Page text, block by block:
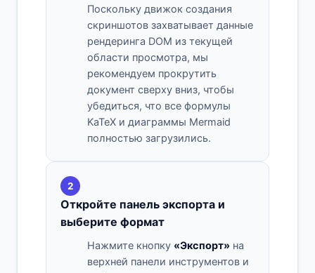
Поскольку движок создания
скриншотов захватывает данные
рендеринга DOM из текущей
области просмотра, мы
рекомендуем прокрутить
документ сверху вниз, чтобы
убедиться, что все формулы
KaTeX и диаграммы Mermaid
полностью загрузились.
2
Откройте панель экспорта и
выберите формат
Нажмите кнопку «Экспорт» на
верхней панели инструментов и